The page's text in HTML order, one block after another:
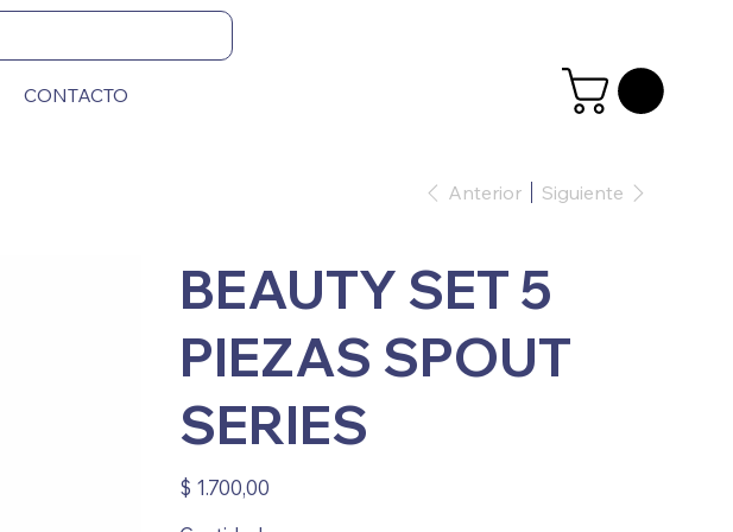
CONTACTO
Anterior Siguiente
BEAUTY SET 5
PIEZAS SPOUT
SERIES
Precio
$ 1.700,00